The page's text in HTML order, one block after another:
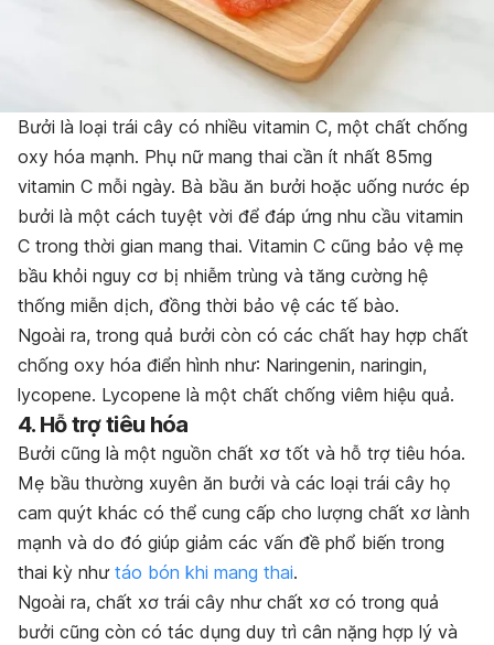
Bưởi là loại trái cây có nhiều vitamin C, một chất chống
oxy hóa mạnh. Phụ nữ mang thai cần ít nhất 85mg
vitamin C mỗi ngày. Bà bầu ăn bưởi hoặc uống nước ép
bưởi là một cách tuyệt vời để đáp ứng nhu cầu vitamin
C trong thời gian mang thai. Vitamin C cũng bảo vệ mẹ
bầu khỏi nguy cơ bị nhiễm trùng và tăng cường hệ
thống miễn dịch, đồng thời bảo vệ các tế bào.
Ngoài ra, trong quả bưởi còn có các chất hay hợp chất
chống oxy hóa điển hình như: Naringenin, naringin,
lycopene. Lycopene là một chất chống viêm hiệu quả.
4. Hỗ trợ tiêu hóa
Bưởi cũng là một nguồn chất xơ tốt và hỗ trợ tiêu hóa.
Mẹ bầu thường xuyên ăn bưởi và các loại trái cây họ
cam quýt khác có thể cung cấp cho lượng chất xơ lành
mạnh và do đó giúp giảm các vấn đề phổ biến trong
thai kỳ như táo bón khi mang thai.
Ngoài ra, chất xơ trái cây như chất xơ có trong quả
bưởi cũng còn có tác dụng duy trì cân nặng hợp lý và